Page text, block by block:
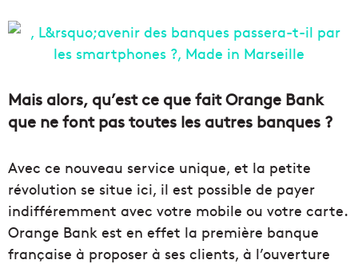
Mais alors, qu’est ce que fait Orange Bank
que ne font pas toutes les autres banques ?
Avec ce nouveau service unique, et la petite
révolution se situe ici, il est possible de payer
indifféremment avec votre mobile ou votre carte.
Orange Bank est en effet la première banque
française à proposer à ses clients, à l’ouverture